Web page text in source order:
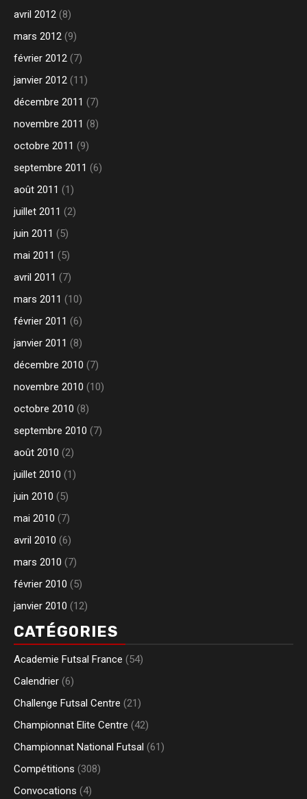
avril 2012 (8)
mars 2012 (9)
février 2012 (7)
janvier 2012 (11)
décembre 2011 (7)
novembre 2011 (8)
octobre 2011 (9)
septembre 2011 (6)
août 2011 (1)
juillet 2011 (2)
juin 2011 (5)
mai 2011 (5)
avril 2011 (7)
mars 2011 (10)
février 2011 (6)
janvier 2011 (8)
décembre 2010 (7)
novembre 2010 (10)
octobre 2010 (8)
septembre 2010 (7)
août 2010 (2)
juillet 2010 (1)
juin 2010 (5)
mai 2010 (7)
avril 2010 (6)
mars 2010 (7)
février 2010 (5)
janvier 2010 (12)
CATÉGORIES
Academie Futsal France (54)
Calendrier (6)
Challenge Futsal Centre (21)
Championnat Elite Centre (42)
Championnat National Futsal (61)
Compétitions (308)
Convocations (4)